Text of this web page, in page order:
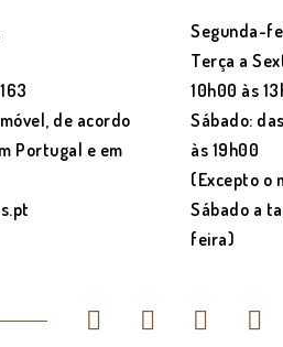
de acordo
Portugal e em
Segunda-
Terça a
10h00 às
Sábado:
às 19h00
(Excepto o
Sábado a
feira)